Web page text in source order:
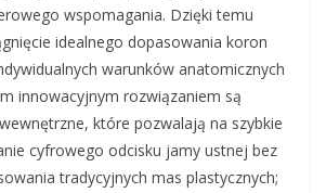
wspomagania. Dzięki temu
idealnego dopasowania koron
warunków anatomicznych
innowacyjnym rozwiązaniem są
które pozwalają na szybkie
cyfrowego odcisku jamy ustnej bez
tradycyjnych mas plastycznych;